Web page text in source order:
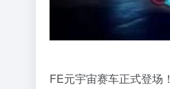
FE元宇宙赛车正式登场！